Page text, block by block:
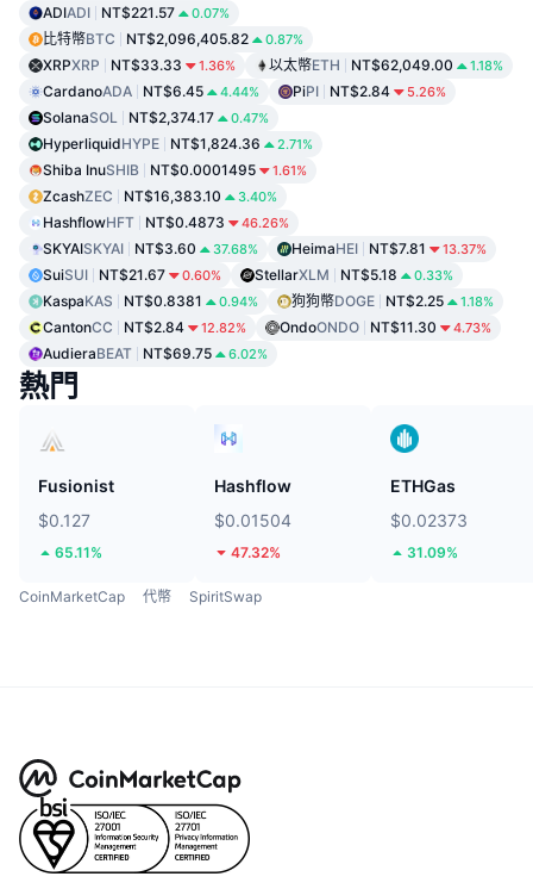
ADIADI NT$221.57 0.07%
比特幣BTC NT$2,096,405.82 0.87%
XRPXRP NT$33.33 1.36% 以太幣ETH NT$62,049.00 1.18%
CardanoADA NT$6.45 4.44% PiPI NT$2.84 5.26%
SolanaSOL NT$2,374.17 0.47%
HyperliquidHYPE NT$1,824.36 2.71%
Shiba InuSHIB NT$0.0001495 1.61%
ZcashZEC NT$16,383.10 3.40%
HashflowHFT NT$0.4873 46.26%
SKYAISKYAI NT$3.60 37.68% HeimaHEI NT$7.81 13.37%
SuiSUI NT$21.67 0.60% StellarXLM NT$5.18 0.33%
KaspaKAS NT$0.8381 0.94% 狗狗幣DOGE NT$2.25 1.18%
CantonCC NT$2.84 12.82% OndoONDO NT$11.30 4.73%
AudieraBEAT NT$69.75 6.02%
熱門
Fusionist
$0.127
65.11%
Hashflow
$0.01504
47.32%
ETHGas
$0.02373
31.09%
CoinMarketCap 代幣 SpiritSwap